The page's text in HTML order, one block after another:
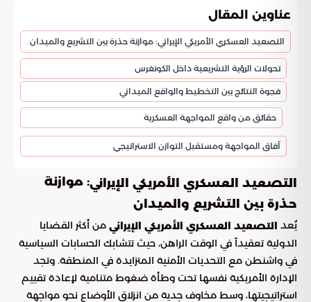
عناوين المقال
التصعيد العسكري الأمريكي الإيراني: موازنة حذرة بين التشريع والميدان
تحولات الرؤية التشريعية داخل الكونغرس
فجوة النتائج بين التخطيط والواقع الميداني
حقائق من واقع المواجهة العسكرية
آفاق المواجهة ومستقبل التوازن الاستراتيجي
التصعيد العسكري الأمريكي الإيراني: موازنة
حذرة بين التشريع والميدان
يُعد التصعيد العسكري الأمريكي الإيراني من أكثر القضايا
الدولية تعقيداً في الوقت الراهن، حيث تتشابك الحسابات السياسية
في واشنطن مع التحديات الأمنية المتزايدة في المنطقة. وتجد
الإدارة الأمريكية نفسها تحت وطأة ضغوط متنامية لإعادة تقييم
استراتيجيتها، وسط مخاوف جدية من انزلاق الأوضاع نحو مواجهة